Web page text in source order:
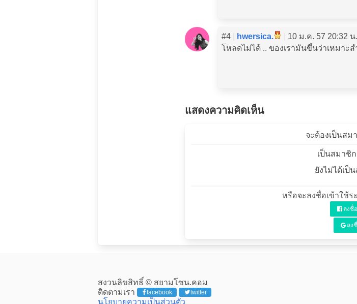
#4 hwersica.
10 ม.ค. 57 20:32 น.
โหลดไม่ได้ .. ของเรามันขึ้นว่าเหมาะ
แสดงความคิดเห็น
จะต้องเป็นสม
เป็นสมาชิ
ยังไม่ได้เป็
หรือจะลงชื่อเข้าใช้ร
ลงชื่
ลง
สงวนลิขสิทธิ์ © สยามโซน.คอม
ติดตามเรา
facebook twitter
นโยบายความเป็นส่วนตัว